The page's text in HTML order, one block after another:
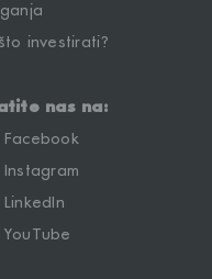
investirati?
nas na:
Facebook
Instagram
LinkedIn
YouTube